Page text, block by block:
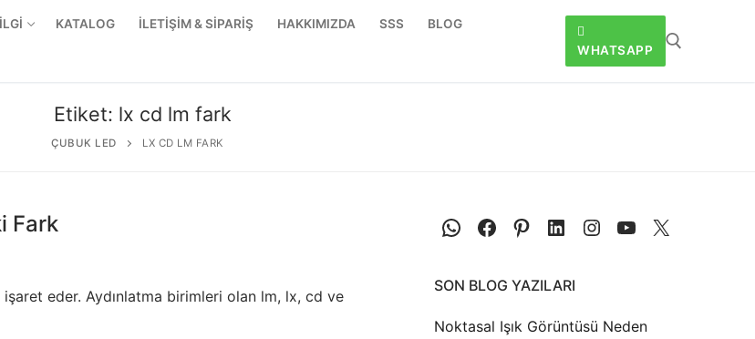
KATALOG İLETİŞİM & SİPARİŞ HAKKIMIZDA SSS BLOG
WHATSAPP
Etiket: lx cd lm fark
ÇUBUK LED LX CD LM FARK
Fark
eder. Aydınlatma birimleri olan lm, lx, cd ve
SON BLOG YAZILARI
Noktasal Işık Görüntüsü Neden